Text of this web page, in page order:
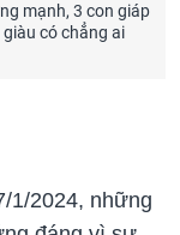
mạnh, 3 con giáp
có chẳng ai
1/2024, những